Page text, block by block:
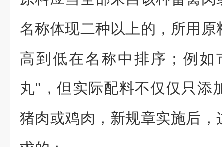
名称体现二种以上的，所用
高到低在名称中排序；例如
丸"，但实际配料不仅仅只添
猪肉或鸡肉，新规章实施后